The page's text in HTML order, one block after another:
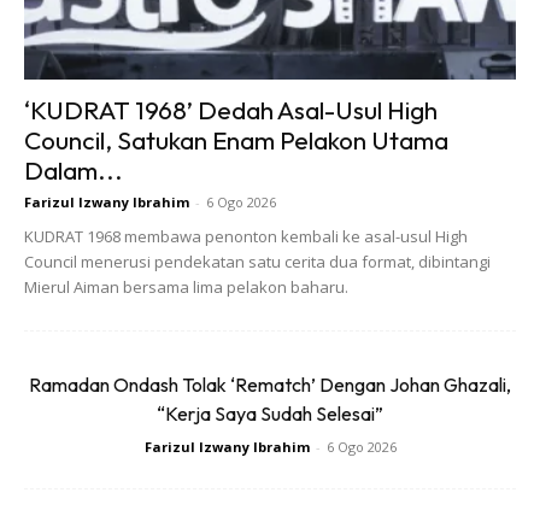
A Post Shared By Faisal Halim (@faisalhalim.7)
Terdahulu pada 5 Mei 2024, Penjaring Gol Terbaik Piala
Asia 2023 itu menjadi mangsa simbahan asid di sebuah
pusat beli-belah di Kota Damansara, Petaling Jaya
sehingga menyebabkan beliau mengalami kelecuran tahap
‘KUDRAT 1968’ Dedah Asal-Usul High
Council, Satukan Enam Pelakon Utama
Dalam...
Farizul Izwany Ibrahim - 6 Ogo 2026
KUDRAT 1968 membawa penonton kembali ke asal-usul High
Council menerusi pendekatan satu cerita dua format, dibintangi
Mierul Aiman bersama lima pelakon baharu.
Ramadan Ondash Tolak ‘Rematch’ Dengan Johan Ghazali,
“Kerja Saya Sudah Selesai”
Farizul Izwany Ibrahim - 6 Ogo 2026